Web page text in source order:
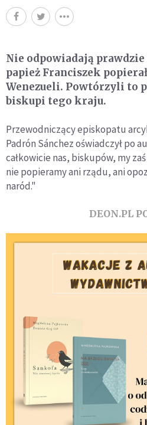
Nie odpowiadają
papież Franciszek
Wenezueli. Powtórzyli to
biskupi tego kraju.
Przewodniczący episkopatu
Padrón Sánchez oświadczył po
całkowicie nas, biskupów, my
nie popieramy ani rządu, ani
naród."
DEON.PL